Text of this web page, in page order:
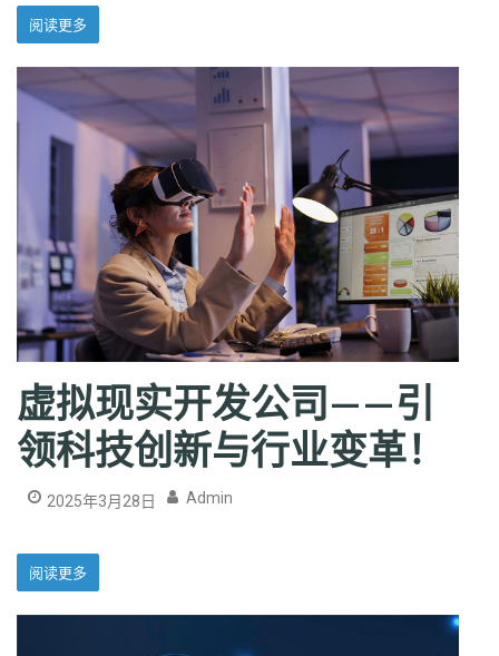
阅读更多
虚拟现实开发公司——引
领科技创新与行业变革！
2025年3月28日 Admin
阅读更多